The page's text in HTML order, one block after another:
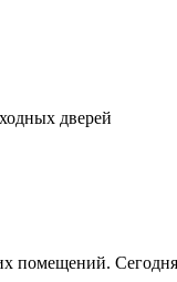
дверей
помещений.